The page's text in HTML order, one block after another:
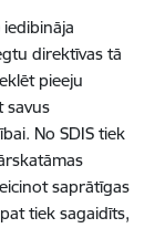
direktīvas tā
pieeju
savus
No SDIS tiek
saprātīgas
tiek sagaidīts,